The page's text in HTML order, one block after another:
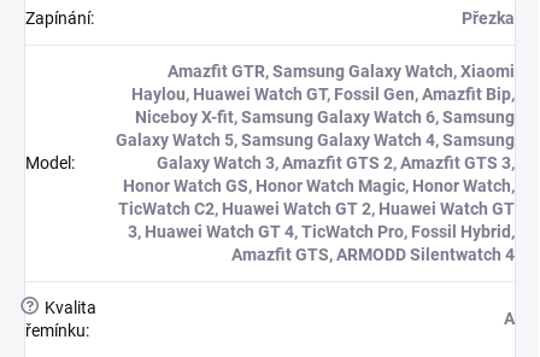
Zapínání: Přezka
Model :
Amazfit GTR, Samsung Galaxy Watch, Xiaomi
Haylou, Huawei Watch GT, Fossil Gen, Amazfit Bip,
Niceboy X-fit, Samsung Galaxy Watch 6, Samsung
Galaxy Watch 5, Samsung Galaxy Watch 4, Samsung
Galaxy Watch 3, Amazfit GTS 2, Amazfit GTS 3,
Honor Watch GS, Honor Watch Magic, Honor Watch,
TicWatch C2, Huawei Watch GT 2, Huawei Watch GT
3, Huawei Watch GT 4, TicWatch Pro, Fossil Hybrid,
Amazfit GTS, ARMODD Silentwatch 4
?
Kvalita
řemínku:
A